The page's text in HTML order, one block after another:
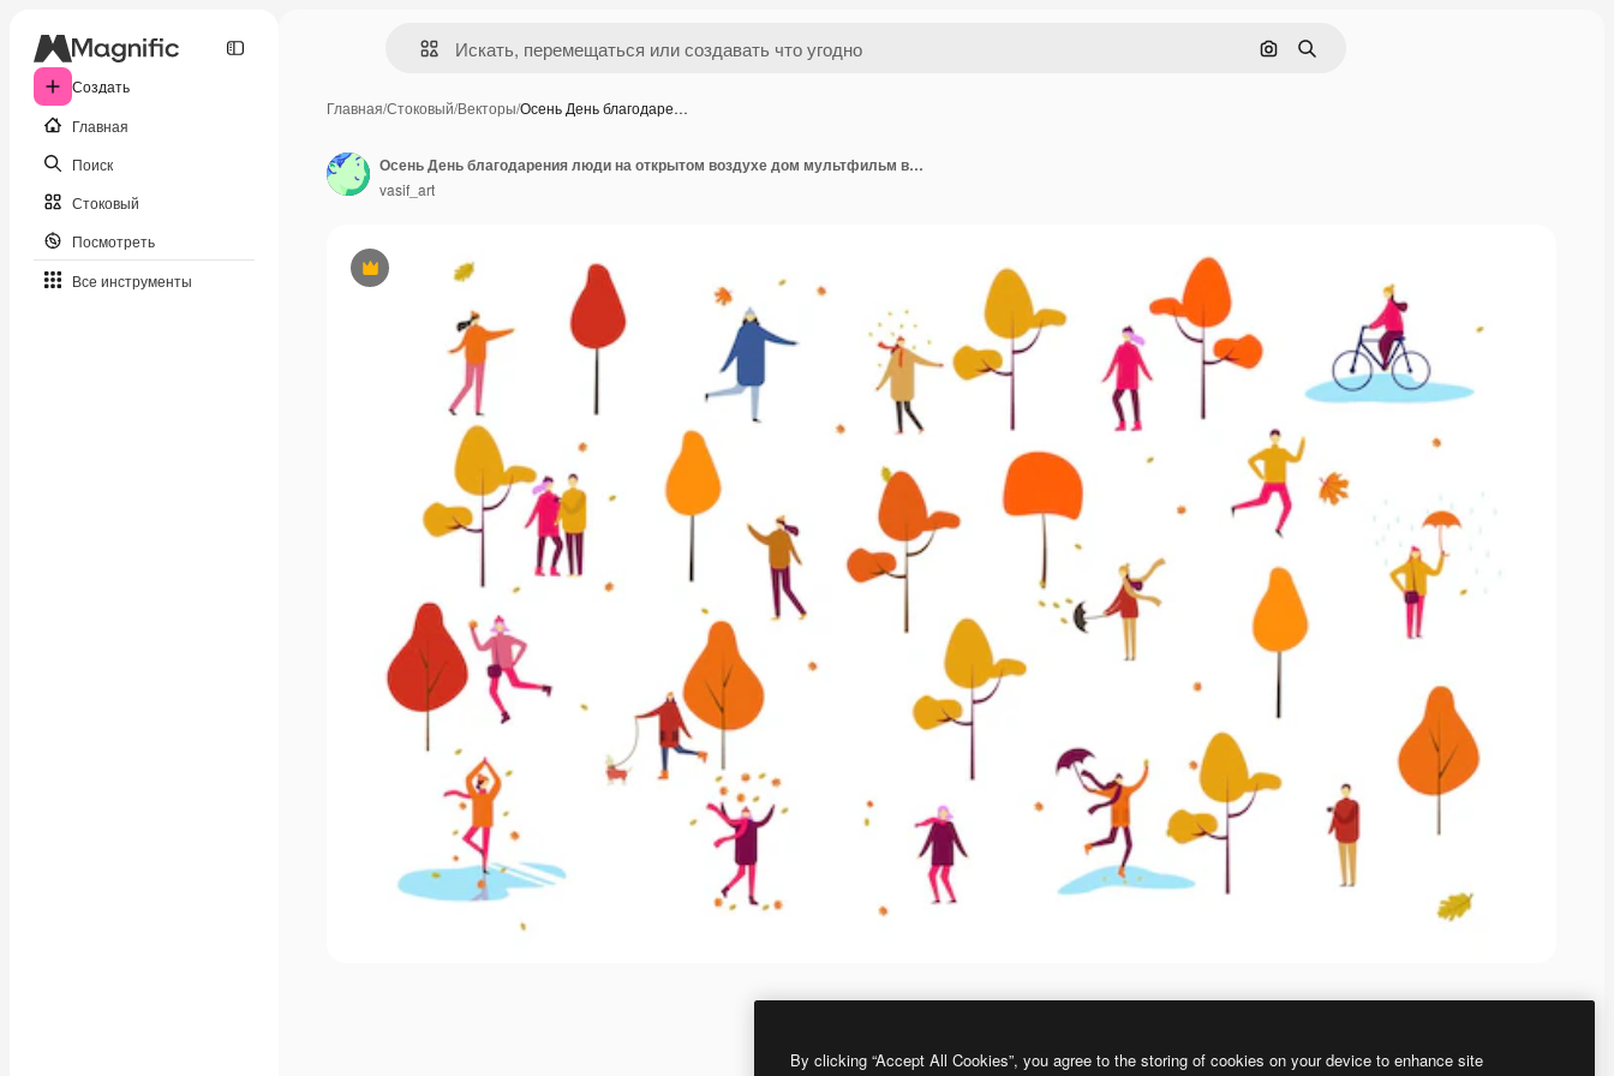
Создать
Главная
Поиск
Стоковый
Посмотреть
Все инструменты
Поиск по изображению
Поиск
Главная/Стоковый/Векторы/Осень День благодаре…
Премиум
Осень День благодарения люди на открытом воздухе дом мультфильм вектор иллюстрация сцена мужчина женщина пары дети ходят с зонтиками собаки проводят время в парке кататься на велосипедах читать книги красить
vasif_art
By clicking “Accept All Cookies”, you agree to the storing of cookies on your device to enhance site